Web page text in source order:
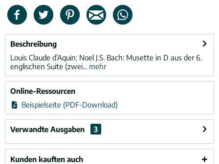
Beschreibung
Louis Claude d’Aquin: Noel J.S. Bach: Musette in D aus der 6.
englischen Suite (zwei... mehr
Online-Ressourcen
Beispielseite (PDF-Download)
Verwandte Ausgaben 3
Kunden kauften auch